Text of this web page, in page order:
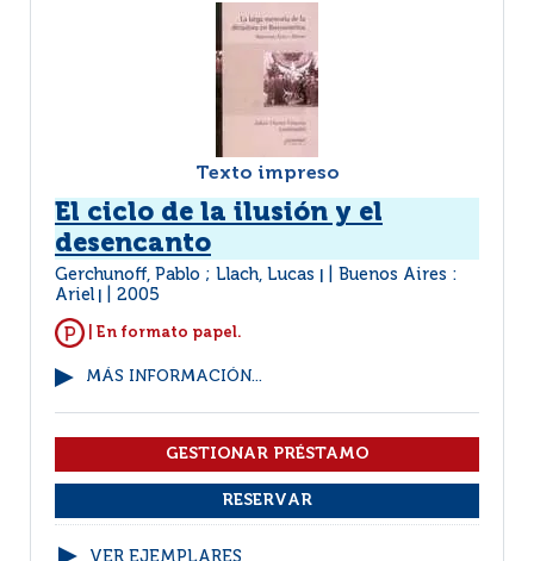
Texto impreso
El ciclo de la ilusión y el
desencanto
Gerchunoff, Pablo ; Llach, Lucas
Buenos Aires :
Ariel
2005
| En formato papel.
MÁS INFORMACIÓN...
VER EJEMPLARES